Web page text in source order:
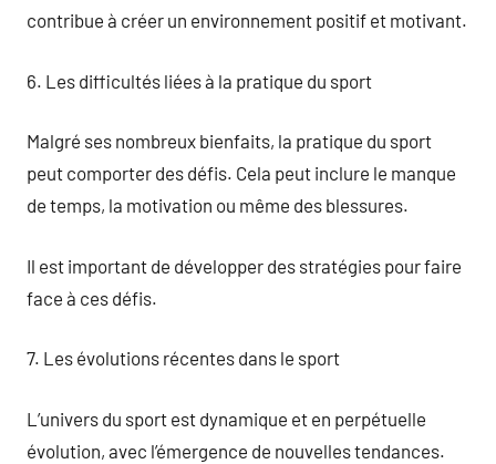
contribue à créer un environnement positif et motivant.
6. Les difficultés liées à la pratique du sport
Malgré ses nombreux bienfaits, la pratique du sport
peut comporter des défis. Cela peut inclure le manque
de temps, la motivation ou même des blessures.
Il est important de développer des stratégies pour faire
face à ces défis.
7. Les évolutions récentes dans le sport
L’univers du sport est dynamique et en perpétuelle
évolution, avec l’émergence de nouvelles tendances.